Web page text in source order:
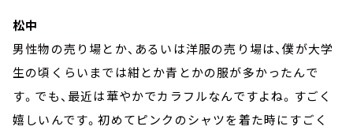
松中
男性物の売り場とか、あるいは洋服の売り場は、僕が大学
生の頃くらいまでは紺とか青とかの服が多かったんで
す。でも、最近は華やかでカラフルなんですよね。すごく
嬉しいんです。初めてピンクのシャツを着た時にすごく